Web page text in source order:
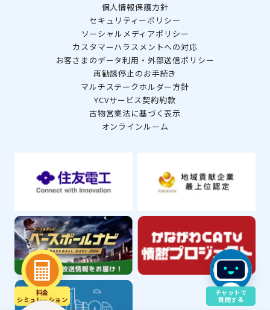
料金
シミュレ－ション
個人情報保護方針
セキュリティーポリシー
ソーシャルメディアポリシー
カスタマーハラスメントへの対応
お客さまのデータ利用・外部送信ポリシー
再勧誘停止のお手続き
マルチステークホルダー方針
YCVサービス契約約款
古物営業法に基づく表示
オンラインルーム
チャットで
質問する